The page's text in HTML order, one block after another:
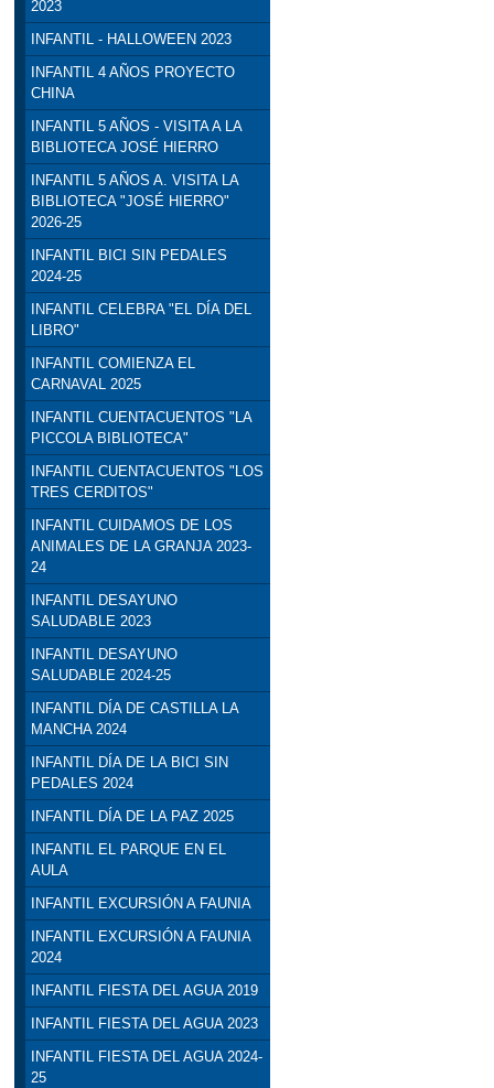
2023
INFANTIL - HALLOWEEN 2023
INFANTIL 4 AÑOS PROYECTO
CHINA
INFANTIL 5 AÑOS - VISITA A LA
BIBLIOTECA JOSÉ HIERRO
INFANTIL 5 AÑOS A. VISITA LA
BIBLIOTECA "JOSÉ HIERRO"
2026-25
INFANTIL BICI SIN PEDALES
2024-25
INFANTIL CELEBRA "EL DÍA DEL
LIBRO"
INFANTIL COMIENZA EL
CARNAVAL 2025
INFANTIL CUENTACUENTOS "LA
PICCOLA BIBLIOTECA"
INFANTIL CUENTACUENTOS "LOS
TRES CERDITOS"
INFANTIL CUIDAMOS DE LOS
ANIMALES DE LA GRANJA 2023-
24
INFANTIL DESAYUNO
SALUDABLE 2023
INFANTIL DESAYUNO
SALUDABLE 2024-25
INFANTIL DÍA DE CASTILLA LA
MANCHA 2024
INFANTIL DÍA DE LA BICI SIN
PEDALES 2024
INFANTIL DÍA DE LA PAZ 2025
INFANTIL EL PARQUE EN EL
AULA
INFANTIL EXCURSIÓN A FAUNIA
INFANTIL EXCURSIÓN A FAUNIA
2024
INFANTIL FIESTA DEL AGUA 2019
INFANTIL FIESTA DEL AGUA 2023
INFANTIL FIESTA DEL AGUA 2024-
25